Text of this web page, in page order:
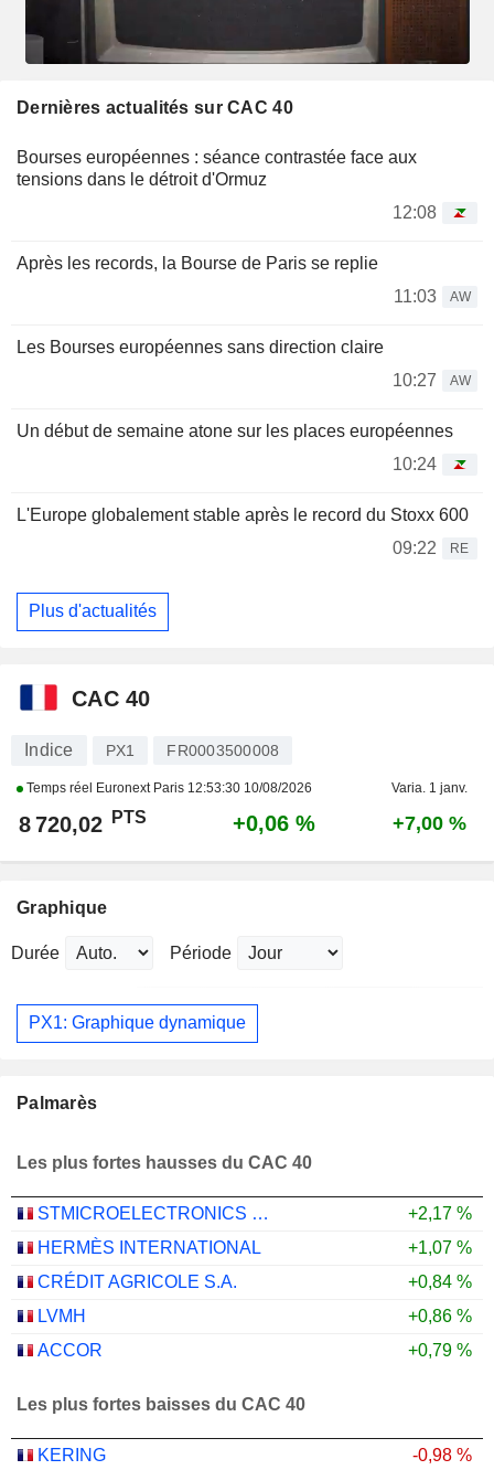
Dernières actualités sur CAC 40
Bourses européennes : séance contrastée face aux
tensions dans le détroit d'Ormuz
12:08
Après les records, la Bourse de Paris se replie
11:03
AW
Les Bourses européennes sans direction claire
10:27
AW
Un début de semaine atone sur les places européennes
10:24
L'Europe globalement stable après le record du Stoxx 600
09:22
RE
Plus d'actualités
CAC 40
Indice PX1 FR0003500008
Temps réel Euronext Paris 12:53:30 10/08/2026 Varia. 1 janv.
8 720,02 PTS +0,06 % +7,00 %
Graphique
Durée Période
PX1: Graphique dynamique
Palmarès
Les plus fortes hausses du CAC 40
STMICROELECTRONICS N.V.
+2,17 %
HERMÈS INTERNATIONAL
+1,07 %
CRÉDIT AGRICOLE S.A.
+0,84 %
LVMH
+0,86 %
ACCOR
+0,79 %
Les plus fortes baisses du CAC 40
KERING -0,98 %